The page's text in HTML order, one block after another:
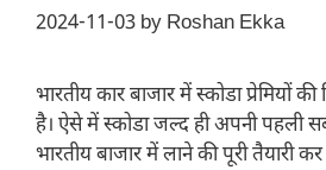
2024-11-03 by Roshan Ekka
भारतीय कार बाजार में स्कोडा प्रेमियों
है। ऐसे में स्कोडा जल्द ही अपनी पहली
भारतीय बाजार में लाने की पूरी तैयारी